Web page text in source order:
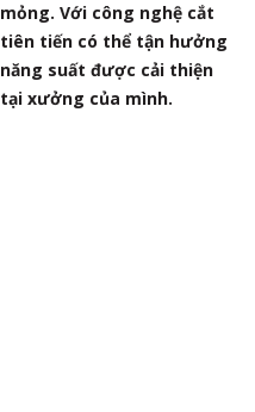
mỏng. Với công nghệ cắt
tiên tiến có thể tận hưởng
năng suất được cải thiện
tại xưởng của mình.